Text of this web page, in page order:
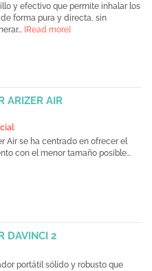
y efectivo que permite inhalar los
forma pura y directa, sin
[Read more]
ARIZER AIR
Air se ha centrado en ofrecer el
con el menor tamaño posible...
DAVINCI 2
portátil sólido y robusto que